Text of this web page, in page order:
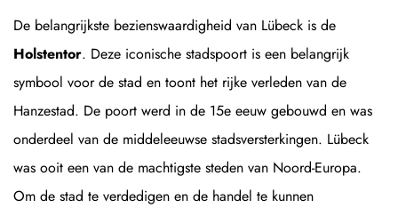
De belangrijkste bezienswaardigheid van Lübeck is de
Holstentor. Deze iconische stadspoort is een belangrijk
symbool voor de stad en toont het rijke verleden van de
Hanzestad. De poort werd in de 15e eeuw gebouwd en was
onderdeel van de middeleeuwse stadsversterkingen. Lübeck
was ooit een van de machtigste steden van Noord-Europa.
Om de stad te verdedigen en de handel te kunnen